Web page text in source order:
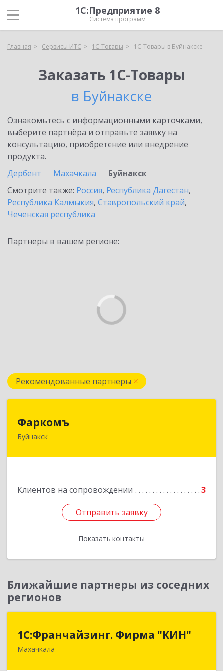
1С:Предприятие 8
Система программ
Главная Сервисы ИТС 1С-Товары 1С-Товары в Буйнакске
Заказать 1С-Товары
в Буйнакске
Ознакомьтесь с информационными карточками,
выберите партнёра и отправьте заявку на
консультацию, приобретение или внедрение
продукта.
Дербент
Махачкала
Буйнакск
Смотрите также: Россия, Республика Дагестан,
Республика Калмыкия, Ставропольский край,
Чеченская республика
Партнеры в вашем регионе:
Рекомендованные партнеры
Фаркомъ
Буйнакск
Клиентов на сопровождении 3
Отправить заявку
Показать контакты
Отправить заявку
Назад
Ближайшие партнеры из соседних
регионов
1С:Франчайзинг. Фирма "КИН"
Махачкала
1С:Франчайзинг. Фирма "КИН"
367030, Дагестан Респ, Махачкала г, И.Казака